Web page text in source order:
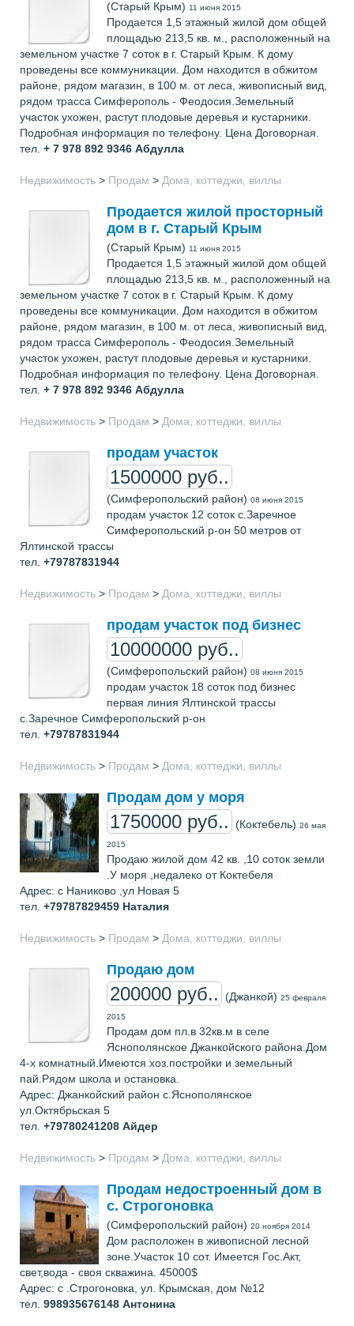
(Старый Крым) 11 июня 2015
Продается 1,5 этажный жилой дом общей
площадью 213,5 кв. м., расположенный на
земельном участке 7 соток в г. Старый Крым. К дому
проведены все коммуникации. Дом находится в обжитом
районе, рядом магазин, в 100 м. от леса, живописный вид,
рядом трасса Симферополь - Феодосия.Земельный
участок ухожен, растут плодовые деревья и кустарники.
Подробная информация по телефону. Цена Договорная.
тел. + 7 978 892 9346 Абдулла
Недвижимость > Продам > Дома, коттеджи, виллы
Продается жилой просторный
дом в г. Старый Крым
(Старый Крым) 11 июня 2015
Продается 1,5 этажный жилой дом общей
площадью 213,5 кв. м., расположенный на
земельном участке 7 соток в г. Старый Крым. К дому
проведены все коммуникации. Дом находится в обжитом
районе, рядом магазин, в 100 м. от леса, живописный вид,
рядом трасса Симферополь - Феодосия.Земельный
участок ухожен, растут плодовые деревья и кустарники.
Подробная информация по телефону. Цена Договорная.
тел. + 7 978 892 9346 Абдулла
Недвижимость > Продам > Дома, коттеджи, виллы
продам участок
1500000 руб..
(Симферопольский район) 08 июня 2015
продам участок 12 соток с.Заречное
Симферопольский р-он 50 метров от
Ялтинской трассы
тел. +79787831944
Недвижимость > Продам > Дома, коттеджи, виллы
продам участок под бизнес
10000000 руб..
(Симферопольский район) 08 июня 2015
продам участок 18 соток под бизнес
первая линия Ялтинской трассы
с.Заречное Симферопольский р-он
тел. +79787831944
Недвижимость > Продам > Дома, коттеджи, виллы
Продам дом у моря
1750000 руб.. (Коктебель) 26 мая
2015
Продаю жилой дом 42 кв. ,10 соток земли
.У моря ,недалеко от Коктебеля
Адрес: с Наниково ,ул Новая 5
тел. +79787829459 Наталия
Недвижимость > Продам > Дома, коттеджи, виллы
Продаю дом
200000 руб.. (Джанкой) 25 февраля
2015
Продам дом пл.в 32кв.м в селе
Яснополянское Джанкойского района.Дом
4-х комнатный.Имеются хоз.постройки и земельный
пай.Рядом школа и остановка.
Адрес: Джанкойский район с.Яснополянское
ул.Октябрьская 5
тел. +79780241208 Айдер
Недвижимость > Продам > Дома, коттеджи, виллы
Продам недостроенный дом в
с. Строгоновка
(Симферопольский район) 20 ноября 2014
Дом расположен в живописной лесной
зоне.Участок 10 сот. Имеется Гос.Акт,
свет,вода - своя скважина. 45000$
Адрес: с .Строгоновка, ул. Крымская, дом №12
тел. 998935676148 Антонина